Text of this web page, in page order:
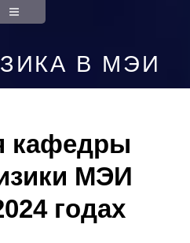
В МЭИ
кафедры
МЭИ
годах